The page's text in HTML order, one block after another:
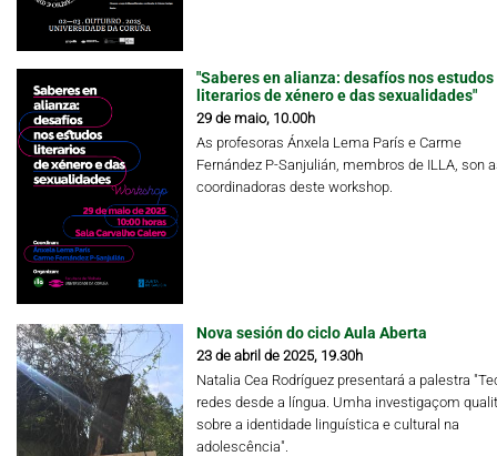
"Saberes en alianza: desafíos nos estudos
literarios de xénero e das sexualidades"
29 de maio, 10.00h
As profesoras Ánxela Lema París e Carme
Fernández P-Sanjulián, membros de ILLA, son
coordinadoras deste workshop.
Nova sesión do ciclo Aula Aberta
23 de abril de 2025, 19.30h
Natalia Cea Rodríguez presentará a palestra
redes desde a língua. Umha investigaçom
sobre a identidade linguística e cultural na
adolescência".